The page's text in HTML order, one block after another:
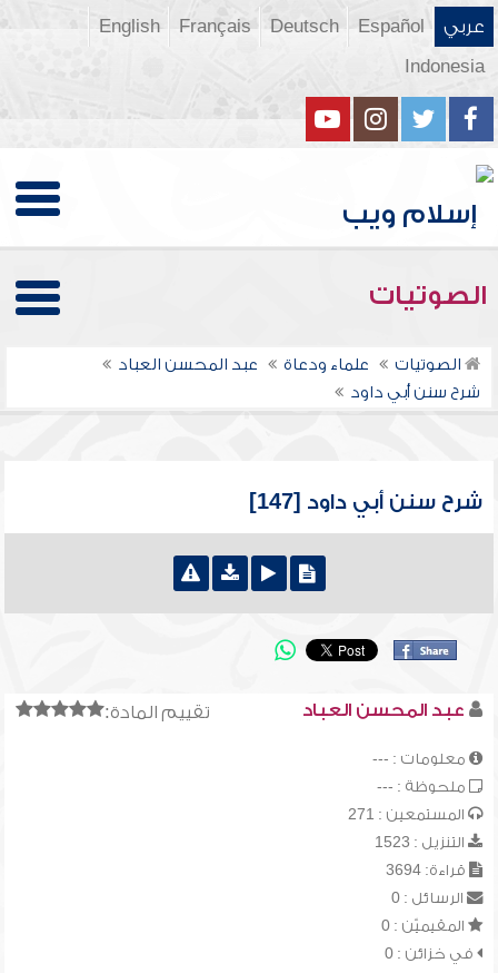
عربي Español
Deutsch
Français
English
Indonesia
الصوتيات
الصوتيات علماء ودعاة
عبد المحسن العباد
شرح سنن أبي داود
شرح سنن أبي داود [147]
تقييم المادة: عبد المحسن العباد
معلومات : ---
ملحوظة : ---
المستمعين : 271
التنزيل : 1523
قراءة: 3694
الرسائل : 0
المقيميّن : 0
في خزائن : 0